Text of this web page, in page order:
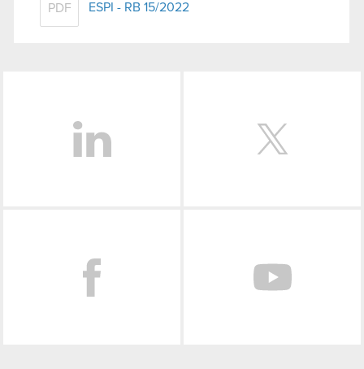
PDF ESPI - RB 15/2022